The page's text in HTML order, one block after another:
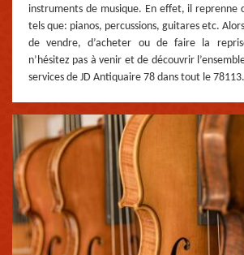
instruments de musique. En effet, il reprenne
tels que: pianos, percussions, guitares etc.
de vendre, d’acheter ou de faire la
n’hésitez pas à venir et de découvrir
services de JD Antiquaire 78 dans tout le 78113.